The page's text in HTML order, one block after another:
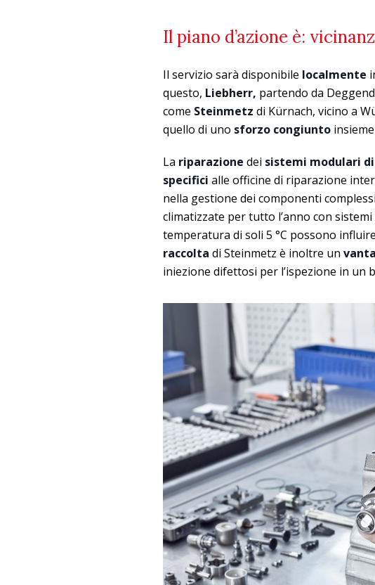
Il piano d’azione è:
Il servizio sarà disponibile localmente
questo, Liebherr, partendo da
come Steinmetz di Kürnach, vicino a
quello di uno sforzo congiunto
La riparazione dei sistemi modulari
specifici alle officine di riparazione
nella gestione dei componenti
climatizzate per tutto l’anno con
temperatura di soli 5 °C possono
raccolta di Steinmetz è inoltre un
iniezione difettosi per l’ispezione in un